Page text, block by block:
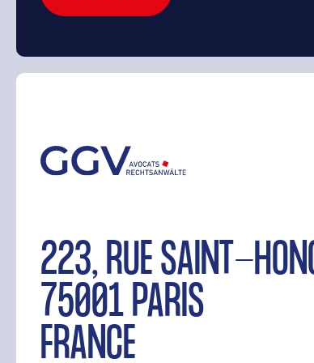
223, RUE SAINT-
75001 PARIS
FRANCE